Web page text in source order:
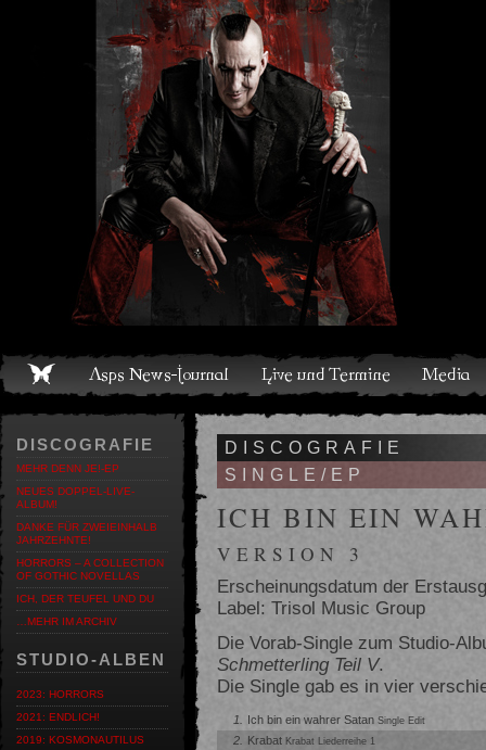
Live und Termine Media Shop Band Discografie
DISCOGRAFIE
MEHR DENN JE!-EP
NEUES DOPPEL-LIVE-
ALBUM!
DANKE FÜR ZWEIEINHALB
JAHRZEHNTE!
HORRORS – A COLLECTION
OF GOTHIC NOVELLAS
ICH, DER TEUFEL UND DU
…MEHR IM ARCHIV
STUDIO-ALBEN
2023: HORRORS
2021: ENDLICH!
2019: KOSMONAUTILUS
DISCOGRAFIE
SINGLE/EP
ICH BIN EIN
VERSION 3
Erscheinungsdatum der
Label: Trisol Music Group
Die Vorab-Single zum Studio-
Schmetterling Teil V.
Die Single gab es in vier
1. Ich bin ein wahrer Satan Single Edit
2. Krabat Krabat Liederreihe 1